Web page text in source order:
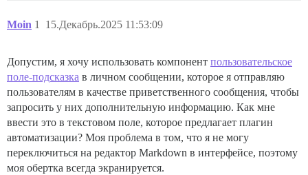
Moin 15.Декабрь.2025 11:53:09
1
Допустим, я хочу использовать компонент пользовательское
поле-подсказка в личном сообщении, которое я отправляю
пользователям в качестве приветственного сообщения, чтобы
запросить у них дополнительную информацию. Как мне
ввести это в текстовом поле, которое предлагает плагин
автоматизации? Моя проблема в том, что я не могу
переключиться на редактор Markdown в интерфейсе, поэтому
моя обертка всегда экранируется.